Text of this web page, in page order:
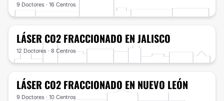
9 Doctores · 16 Centros
LÁSER CO2 FRACCIONADO EN JALISCO
12 Doctores · 8 Centros
LÁSER CO2 FRACCIONADO EN NUEVO LEÓN
9 Doctores · 10 Centros